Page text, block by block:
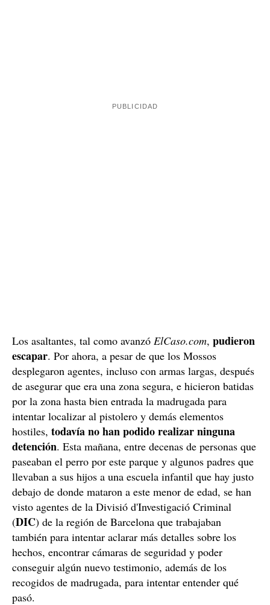
Los asaltantes, tal como avanzó ElCaso.com, pudieron
escapar. Por ahora, a pesar de que los Mossos
desplegaron agentes, incluso con armas largas, después
de asegurar que era una zona segura, e hicieron batidas
por la zona hasta bien entrada la madrugada para
intentar localizar al pistolero y demás elementos
hostiles, todavía no han podido realizar ninguna
detención. Esta mañana, entre decenas de personas que
paseaban el perro por este parque y algunos padres que
llevaban a sus hijos a una escuela infantil que hay justo
debajo de donde mataron a este menor de edad, se han
visto agentes de la Divisió d'Investigació Criminal
(DIC) de la región de Barcelona que trabajaban
también para intentar aclarar más detalles sobre los
hechos, encontrar cámaras de seguridad y poder
conseguir algún nuevo testimonio, además de los
recogidos de madrugada, para intentar entender qué
pasó.